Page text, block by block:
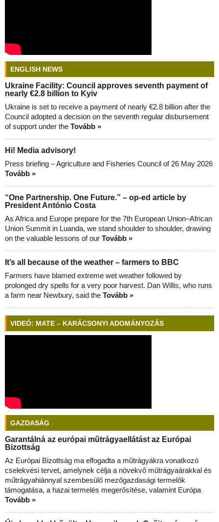
ENGLISH NEWS
Ukraine Facility: Council approves seventh payment of
nearly €2.8 billion to Kyiv
Ukraine is set to receive a payment of nearly €2.8 billion after the
Council adopted a decision on the seventh regular disbursement
of support under the Tovább »
Hi! Media advisory!
Press briefing – Agriculture and Fisheries Council of 26 May 2026
Tovább »
“One Partnership. One Future.” – op-ed article by
President António Costa
As Africa and Europe prepare for the 7th European Union–African
Union Summit in Luanda, we stand shoulder to shoulder, drawing
on the valuable lessons of our Tovább »
It’s all because of the weather – farmers to BBC
Farmers have blamed extreme wet weather followed by
prolonged dry spells for a very poor harvest. Dan Willis, who runs
a farm near Newbury, said the Tovább »
VIDEÓ: MATE – KARÁCSONYI ADOMÁNYOZÁS
GAZDASÁG
Garantálná az európai műtrágyaellátást az Európai
Bizottság
Az Európai Bizottság ma elfogadta a műtrágyákra vonatkozó
cselekvési tervet, amelynek célja a növekvő műtrágyaárakkal és
műtrágyahiánnyal szembesülő mezőgazdasági termelők
támogatása, a hazai termelés megerősítése, valamint Európa
Tovább »